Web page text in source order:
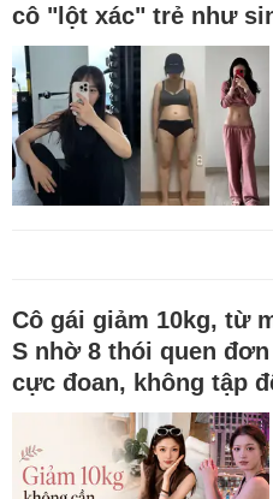
cô "lột xác" trẻ như
Cô gái giảm 10kg, từ
S nhờ 8 thói quen
cực đoan, không tập